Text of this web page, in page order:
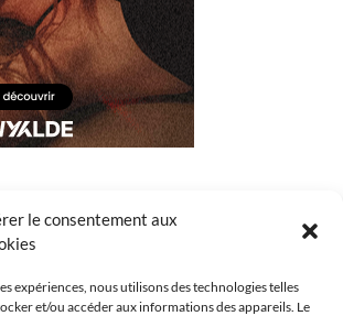
le consentement aux
expériences, nous utilisons des technologies telles
et/ou accéder aux informations des appareils. Le